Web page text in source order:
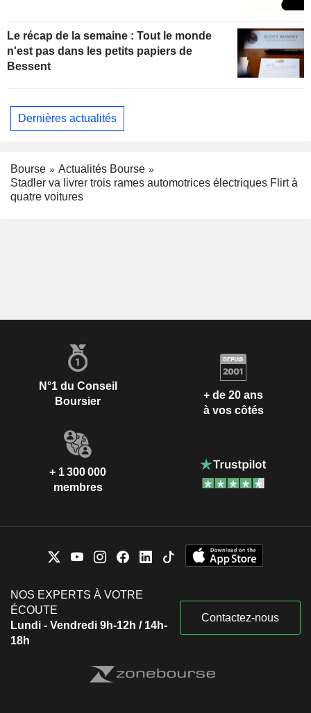
Le récap de la semaine : Tout le monde
n'est pas dans les petits papiers de
Bessent
Dernières actualités
Bourse
Actualités Bourse
Stadler va livrer trois rames automotrices électriques Flirt à
quatre voitures
N°1 du Conseil
Boursier
+ de 20 ans
à vos côtés
+ 1 300 000
membres
NOS EXPERTS À VOTRE
ÉCOUTE
Lundi - Vendredi 9h-12h / 14h-
18h
Contactez-nous